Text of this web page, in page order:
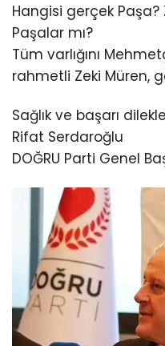
Hangisi gerçek Paşa?
Paşalar mı?
Tüm varlığını
rahmetli Zeki Müren,
Sağlık ve başarı
Rifat Serdaroğlu
DOĞRU Parti Genel